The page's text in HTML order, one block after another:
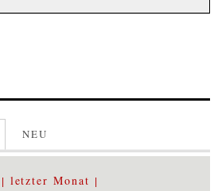
NEU
letzter Monat